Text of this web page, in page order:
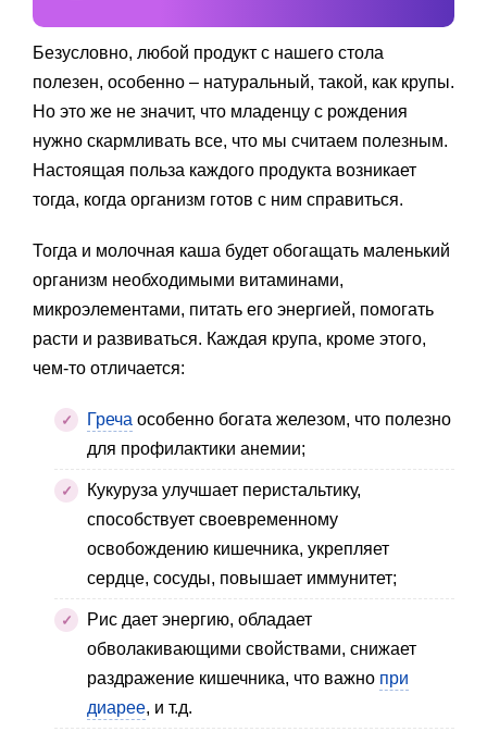
Безусловно, любой продукт с нашего стола
полезен, особенно – натуральный, такой, как крупы.
Но это же не значит, что младенцу с рождения
нужно скармливать все, что мы считаем полезным.
Настоящая польза каждого продукта возникает
тогда, когда организм готов с ним справиться.
Тогда и молочная каша будет обогащать маленький
организм необходимыми витаминами,
микроэлементами, питать его энергией, помогать
расти и развиваться. Каждая крупа, кроме этого,
чем-то отличается:
Греча особенно богата железом, что полезно
для профилактики анемии;
Кукуруза улучшает перистальтику,
способствует своевременному
освобождению кишечника, укрепляет
сердце, сосуды, повышает иммунитет;
Рис дает энергию, обладает
обволакивающими свойствами, снижает
раздражение кишечника, что важно при
диарее, и т.д.